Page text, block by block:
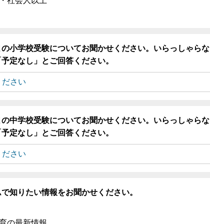
小学校受験についてお聞かせください。いらっしゃらな
定なし」とご回答ください。
中学校受験についてお聞かせください。いらっしゃらな
定なし」とご回答ください。
知りたい情報をお聞かせください。